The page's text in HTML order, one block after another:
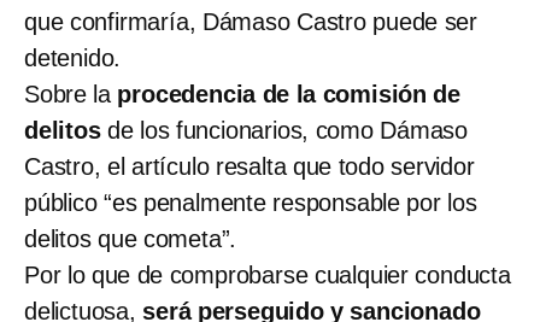
que confirmaría, Dámaso Castro puede ser
detenido.
Sobre la procedencia de la comisión de
delitosde los funcionarios, como Dámaso
Castro, el artículo resalta que todo servidor
público “es penalmente responsable por los
delitos que cometa”.
Por lo que de comprobarse cualquier conducta
delictuosa, será perseguido y sancionado